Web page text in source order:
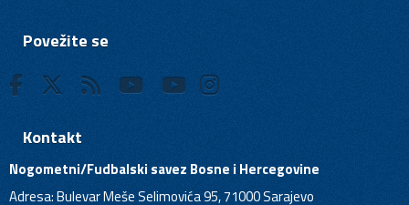
Povežite se
Kontakt
Nogometni/Fudbalski savez Bosne i Hercegovine
Adresa: Bulevar Meše Selimovića 95, 71000 Sarajevo